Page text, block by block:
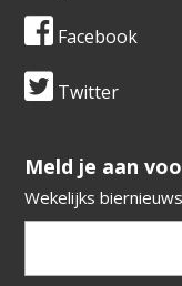
Facebook
Twitter
​​​​​​​Meld je aan
Wekelijks